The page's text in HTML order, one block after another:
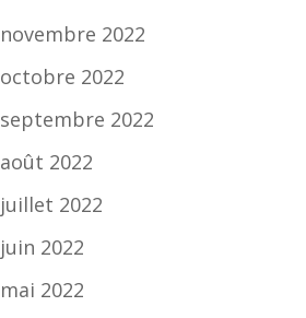
novembre 2022
octobre 2022
septembre 2022
août 2022
juillet 2022
juin 2022
mai 2022